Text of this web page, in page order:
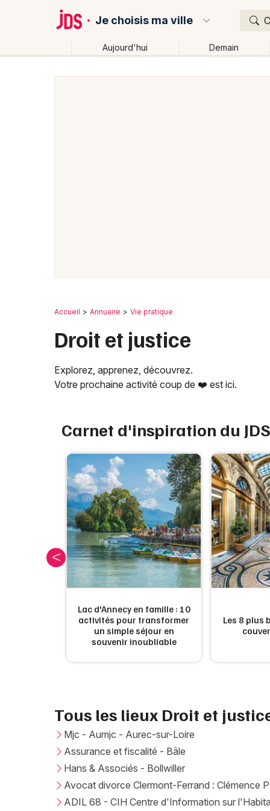
Je choisis ma ville
Aujourd'hui Demain
Accueil Annuaire Vie pratique
Droit et justice
Explorez, apprenez, découvrez.
Votre prochaine activité coup de ❤️ est ici.
Carnet d'inspiration du JDS
Lac d'Annecy en famille : 10
activités pour transformer
un simple séjour en
souvenir inoubliable
Les 8 plus
Tous les lieux Droit et
Mjc - Aumjc - Aurec-sur-Loire
Assurance et fiscalité - Bâle
Hans & Associés - Bollwiller
Avocat divorce Clermont-Ferrand : Clémence
ADIL 68 - CIH Centre d'Information sur